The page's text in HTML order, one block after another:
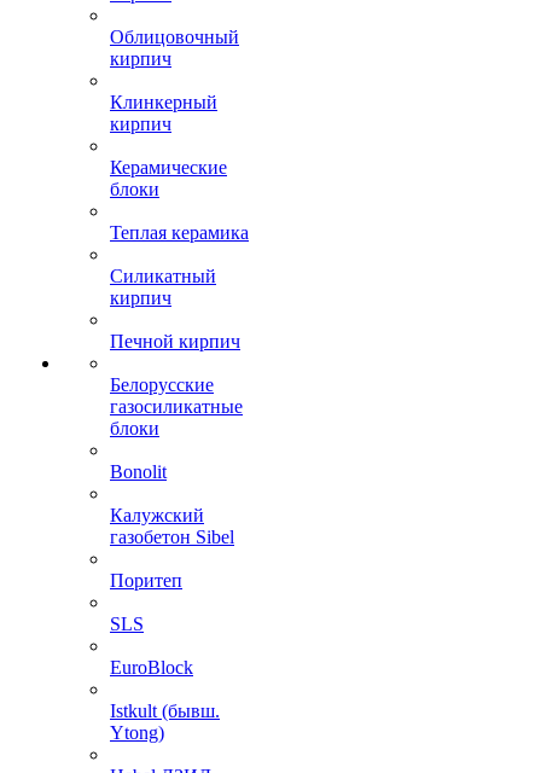
Облицовочный
кирпич
Клинкерный
кирпич
Керамические
блоки
Теплая керамика
Силикатный
кирпич
Печной кирпич
Белорусские
газосиликатные
блоки
Bonolit
Калужский
газобетон Sibel
Поритеп
SLS
EuroBlock
Istkult (бывш.
Ytong)